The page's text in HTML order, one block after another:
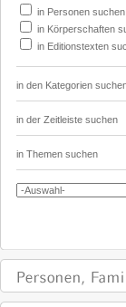
in Personen suchen
in Körperschaften
in Editionstexten
in den Kategorien
in der Zeitleiste suchen
in Themen suchen